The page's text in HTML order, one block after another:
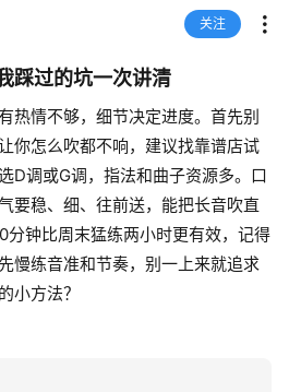
关注
踩过的坑一次讲清
热情不够，细节决定进度。首先别
你怎么吹都不响，建议找靠谱店试
D调或G调，指法和曲子资源多。口
要稳、细、往前送，能把长音吹直
钟比周末猛练两小时更有效，记得
慢练音准和节奏，别一上来就追求
小方法？